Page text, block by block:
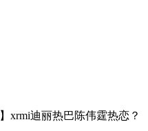
xrmi迪丽热巴陈伟霆热恋？